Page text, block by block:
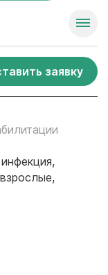
заявку